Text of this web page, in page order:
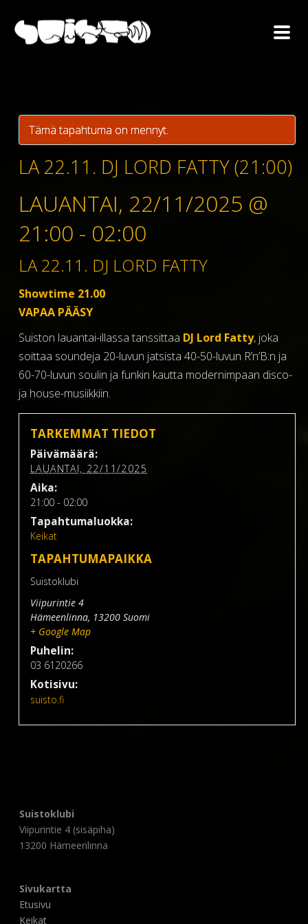
Tämä tapahtuma on mennyt.
LA 22.11. DJ LORD FATTY (21:00)
LAUANTAI, 22/11/2025 @
21:00 - 02:00
LA 22.11. DJ LORD FATTY
Showtime 21.00
VAPAA PÄÄSY
Suiston lauantai-illassa tanssittaa DJ Lord Fatty, joka
soittaa soundeja 20-luvun jatsista 40-50-luvun R’n’B:n ja
60-70-luvun soulin ja funkin kautta modernimpaan disco-
ja house-musiikkiin.
TARKEMMAT TIEDOT
Päivämäärä:
LAUANTAI, 22/11/2025
Aika:
21:00 - 02:00
Tapahtumaluokka:
Keikat
TAPAHTUMAPAIKKA
Suistoklubi
Viipurintie 4
Hämeenlinna, 13200 Suomi
+ Google Map
Puhelin:
03 6120266
Kotisivu:
suisto.fi
Suistoklubi
Viipurintie 4 (sisäpiha)
13200 Hämeenlinna
Sivukartta
Etusivu
Keikat